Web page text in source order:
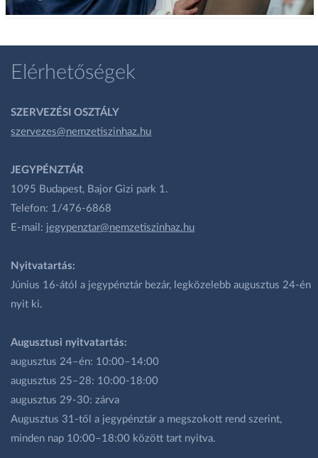
Elérhetőségek
SZERVEZÉSI OSZTÁLY
szervezes@nemzetiszinhaz.hu
JEGYPÉNZTÁR
1095 Budapest, Bajor Gizi park 1.
Telefon: 1/476-6868
E-mail: jegypenztar@nemzetiszinhaz.hu
Nyitvatartás:
Június 16-ától a jegypénztár bezár, legközelebb augusztus 24-én
nyit ki.
Augusztusi nyitvatartás:
augusztus 24–én: 10:00–14:00
augusztus 25–28: 10:00-18:00
augusztus 29-30: zárva
Augusztus 31-től a jegypénztár a megszokott rend szerint,
minden nap 10:00–18:00 között tart nyitva.